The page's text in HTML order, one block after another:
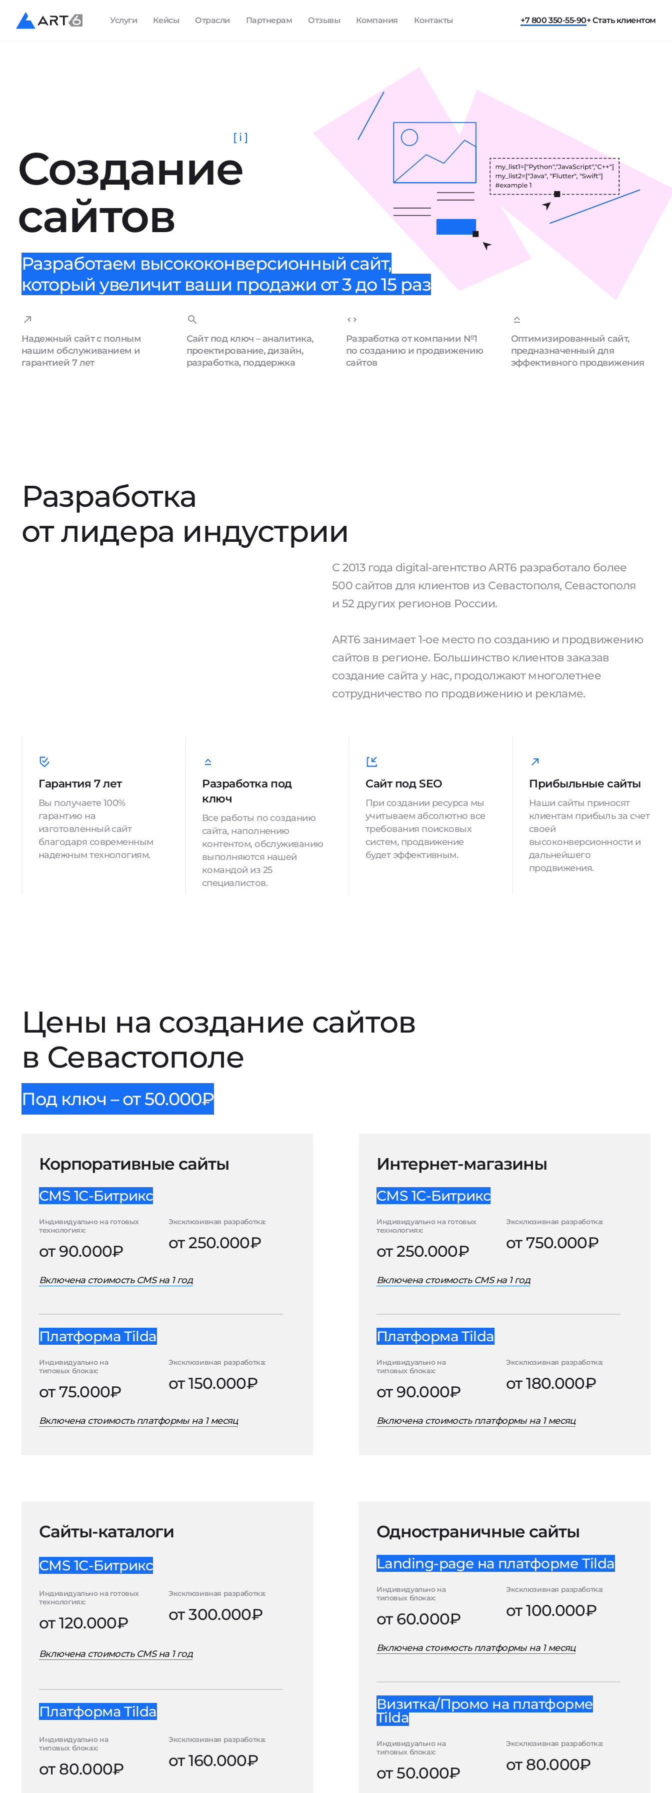
Услуги Кейсы Отрасли Партнерам Отзывы Компания Контакты +7 800 350-55-90+ Стать клиентом
Создание
сайтов
[ i ]
Разработаем высококонверсионный сайт,
который увеличит ваши продажи от 3 до 15 раз
Надежный сайт с полным
нашим обслуживанием и
гарантией 7 лет
Сайт под ключ – аналитика,
проектирование, дизайн,
разработка, поддержка
Разработка от компании №1
по созданию и продвижению
сайтов
Оптимизированный сайт,
предназначенный для
эффективного продвижения
Разработка
от лидера индустрии
С 2013 года digital-агентство ART6 разработало более
500 сайтов для клиентов из Севастополя, Севастополя
и 52 других регионов России.
ART6 занимает 1-ое место по созданию и продвижению
сайтов в регионе. Большинство клиентов заказав
создание сайта у нас, продолжают многолетнее
сотрудничество по продвижению и рекламе.
Гарантия 7 лет
Вы получаете 100%
гарантию на
изготовленный сайт
благодаря современным
надежным технологиям.
Разработка под
ключ
Все работы по созданию
сайта, наполнению
контентом, обслуживанию
выполняются нашей
командой из 25
специалистов.
Сайт под SEO
При создании ресурса мы
учитываем абсолютно все
требования поисковых
систем, продвижение
будет эффективным.
Прибыльные сайты
Наши сайты приносят
клиентам прибыль за счет
своей
высоконверсионности и
дальнейшего
продвижения.
Цены на создание сайтов
в Севастополе
Под ключ – от 50.000₽
Корпоративные сайты
CMS 1С-Битрикс
Индивидуально на готовых
технологиях:
от 90.000₽
Эксклюзивная разработка:
от 250.000₽
Включена стоимость CMS на 1 год
Платформа Tilda
Индивидуально на
типовых блоках:
от 75.000₽
Эксклюзивная разработка:
от 150.000₽
Включена стоимость платформы на 1 месяц
Интернет-магазины
CMS 1С-Битрикс
Индивидуально на готовых
технологиях:
от 250.000₽
Эксклюзивная разработка:
от 750.000₽
Включена стоимость CMS на 1 год
Платформа Tilda
Индивидуально на
типовых блоках:
от 90.000₽
Эксклюзивная разработка:
от 180.000₽
Включена стоимость платформы на 1 месяц
Сайты-каталоги
CMS 1С-Битрикс
Индивидуально на готовых
технологиях:
от 120.000₽
Эксклюзивная разработка:
от 300.000₽
Включена стоимость CMS на 1 год
Платформа Tilda
Индивидуально на
типовых блоках:
от 80.000₽
Эксклюзивная разработка:
от 160.000₽
Одностраничные сайты
Landing-page на платформе Tilda
Индивидуально на
типовых блоках:
от 60.000₽
Эксклюзивная разработка:
от 100.000₽
Включена стоимость платформы на 1 месяц
Визитка/Промо на платформе
Tilda
Индивидуально на
типовых блоках:
от 50.000₽
Эксклюзивная разработка:
от 80.000₽